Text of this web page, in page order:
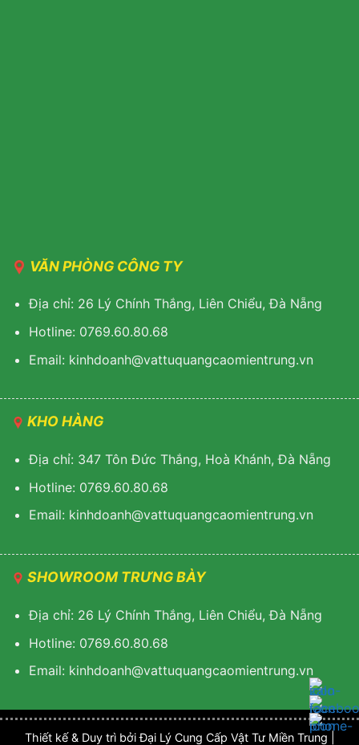
VĂN PHÒNG CÔNG TY
Địa chỉ: 26 Lý Chính Thắng, Liên Chiểu, Đà Nẵng
Hotline: 0769.60.80.68
Email: kinhdoanh@vattuquangcaomientrung.vn
KHO HÀNG
Địa chỉ: 347 Tôn Đức Thắng, Hoà Khánh, Đà Nẵng
Hotline: 0769.60.80.68
Email: kinhdoanh@vattuquangcaomientrung.vn
SHOWROOM TRƯNG BÀY
Địa chỉ: 26 Lý Chính Thắng, Liên Chiểu, Đà Nẵng
Hotline: 0769.60.80.68
Email: kinhdoanh@vattuquangcaomientrung.vn
Thiết kế & Duy trì bởi Đại Lý Cung Cấp Vật Tư Miền Trung |